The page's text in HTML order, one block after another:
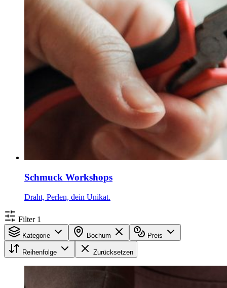
Schmuck Workshops
Draht, Perlen, dein Unikat.
Filter 1
Kategorie Bochum Preis
Reihenfolge Zurücksetzen